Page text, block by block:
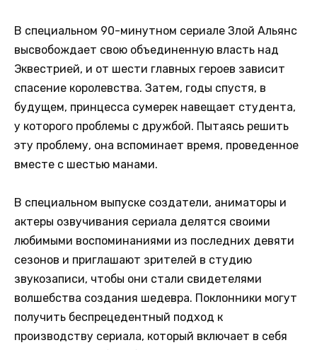
В специальном 90-минутном сериале Злой Альянс
высвобождает свою объединенную власть над
Эквестрией, и от шести главных героев зависит
спасение королевства. Затем, годы спустя, в
будущем, принцесса сумерек навещает студента,
у которого проблемы с дружбой. Пытаясь решить
эту проблему, она вспоминает время, проведенное
вместе с шестью манами.
В специальном выпуске создатели, аниматоры и
актеры озвучивания сериала делятся своими
любимыми воспоминаниями из последних девяти
сезонов и приглашают зрителей в студию
звукозаписи, чтобы они стали свидетелями
волшебства создания шедевра. Поклонники могут
получить беспрецедентный подход к
производству сериала, который включает в себя